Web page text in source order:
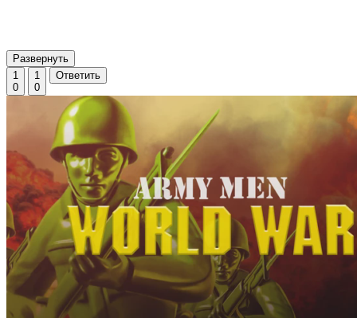
Развернуть
1
0
1
0
Ответить